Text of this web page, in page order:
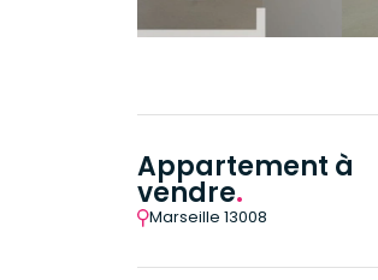
Appartement à
vendre.
Marseille 13008